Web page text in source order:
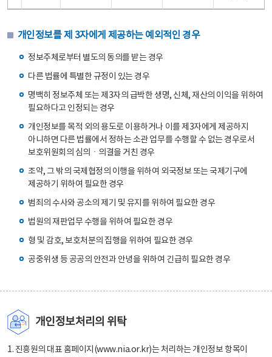
개인정보를 제 3자에게 제공하는 예외적인 경우
정보주체로부터 별도의 동의를 받는 경우
다른 법률에 특별한 규정이 있는 경우
명백히 정보주체 또는 제3자의 급박한 생명, 신체, 재산의 이익을 위하여
필요하다고 인정되는 경우
개인정보를 목적 외의 용도로 이용하거나 이를 제3자에게 제공하지
아니하면 다른 법률에서 정하는 소관 업무를 수행할 수 없는 경우로서
보호위원회의 심의ㆍ의결을 거친 경우
조약, 그 밖의 국제협정의 이행을 위하여 외국정보 또는 국제기구에
제공하기 위하여 필요한 경우
범죄의 수사와 공소의 제기 및 유지를 위하여 필요한 경우
법원의 재판업무 수행을 위하여 필요한 경우
형 및 감호, 보호처분의 집행을 위하여 필요한 경우
공중위생 등 공공의 안전과 안녕을 위하여 긴급히 필요한 경우
개인정보처리의 위탁
1. 진흥원의 대표 홈페이지(www.nia.or.kr)는 처리하는 개인정보 항목이